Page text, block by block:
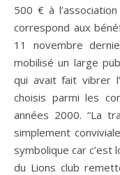
500 € à
correspond aux
11 novembre
mobilisé un large
qui avait fait vibrer
choisis parmi les
années 2000. “La
simplement
symbolique car
du Lions club